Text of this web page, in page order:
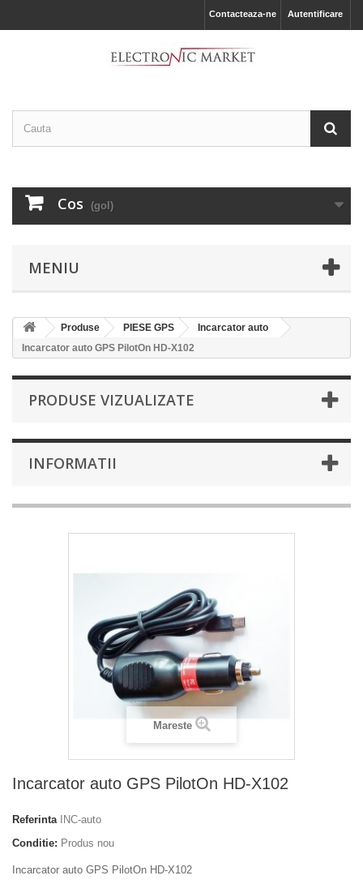
Autentificare
Contacteaza-ne
Cos (gol)
MENIU
Produse PIESE GPS
Incarcator auto
Incarcator auto GPS PilotOn HD-X102
PRODUSE VIZUALIZATE
INFORMATII
Mareste
Incarcator auto GPS PilotOn HD-X102
Referinta
INC-auto
Conditie: Produs nou
Incarcator auto GPS PilotOn HD-X102